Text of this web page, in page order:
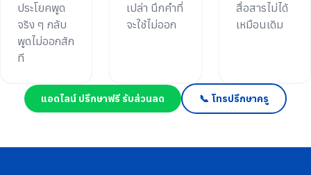
ประโยคพูด
จริง ๆ กลับ
พูดไม่ออกสัก
ที
เปล่า นึกคำที่
จะใช้ไม่ออก
สื่อสารไม่ได้
เหมือนเดิม
แอดไลน์ ปรึกษาฟรี รับส่วนลด 📞 โทรปรึกษาครู